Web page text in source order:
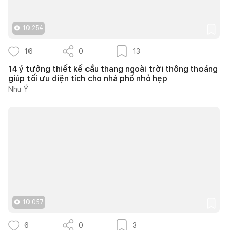
10.254
16 0 13
14 ý tưởng thiết kế cầu thang ngoài trời thông thoáng
giúp tối ưu diện tích cho nhà phố nhỏ hẹp
Như Ý
10.057
6 0 3